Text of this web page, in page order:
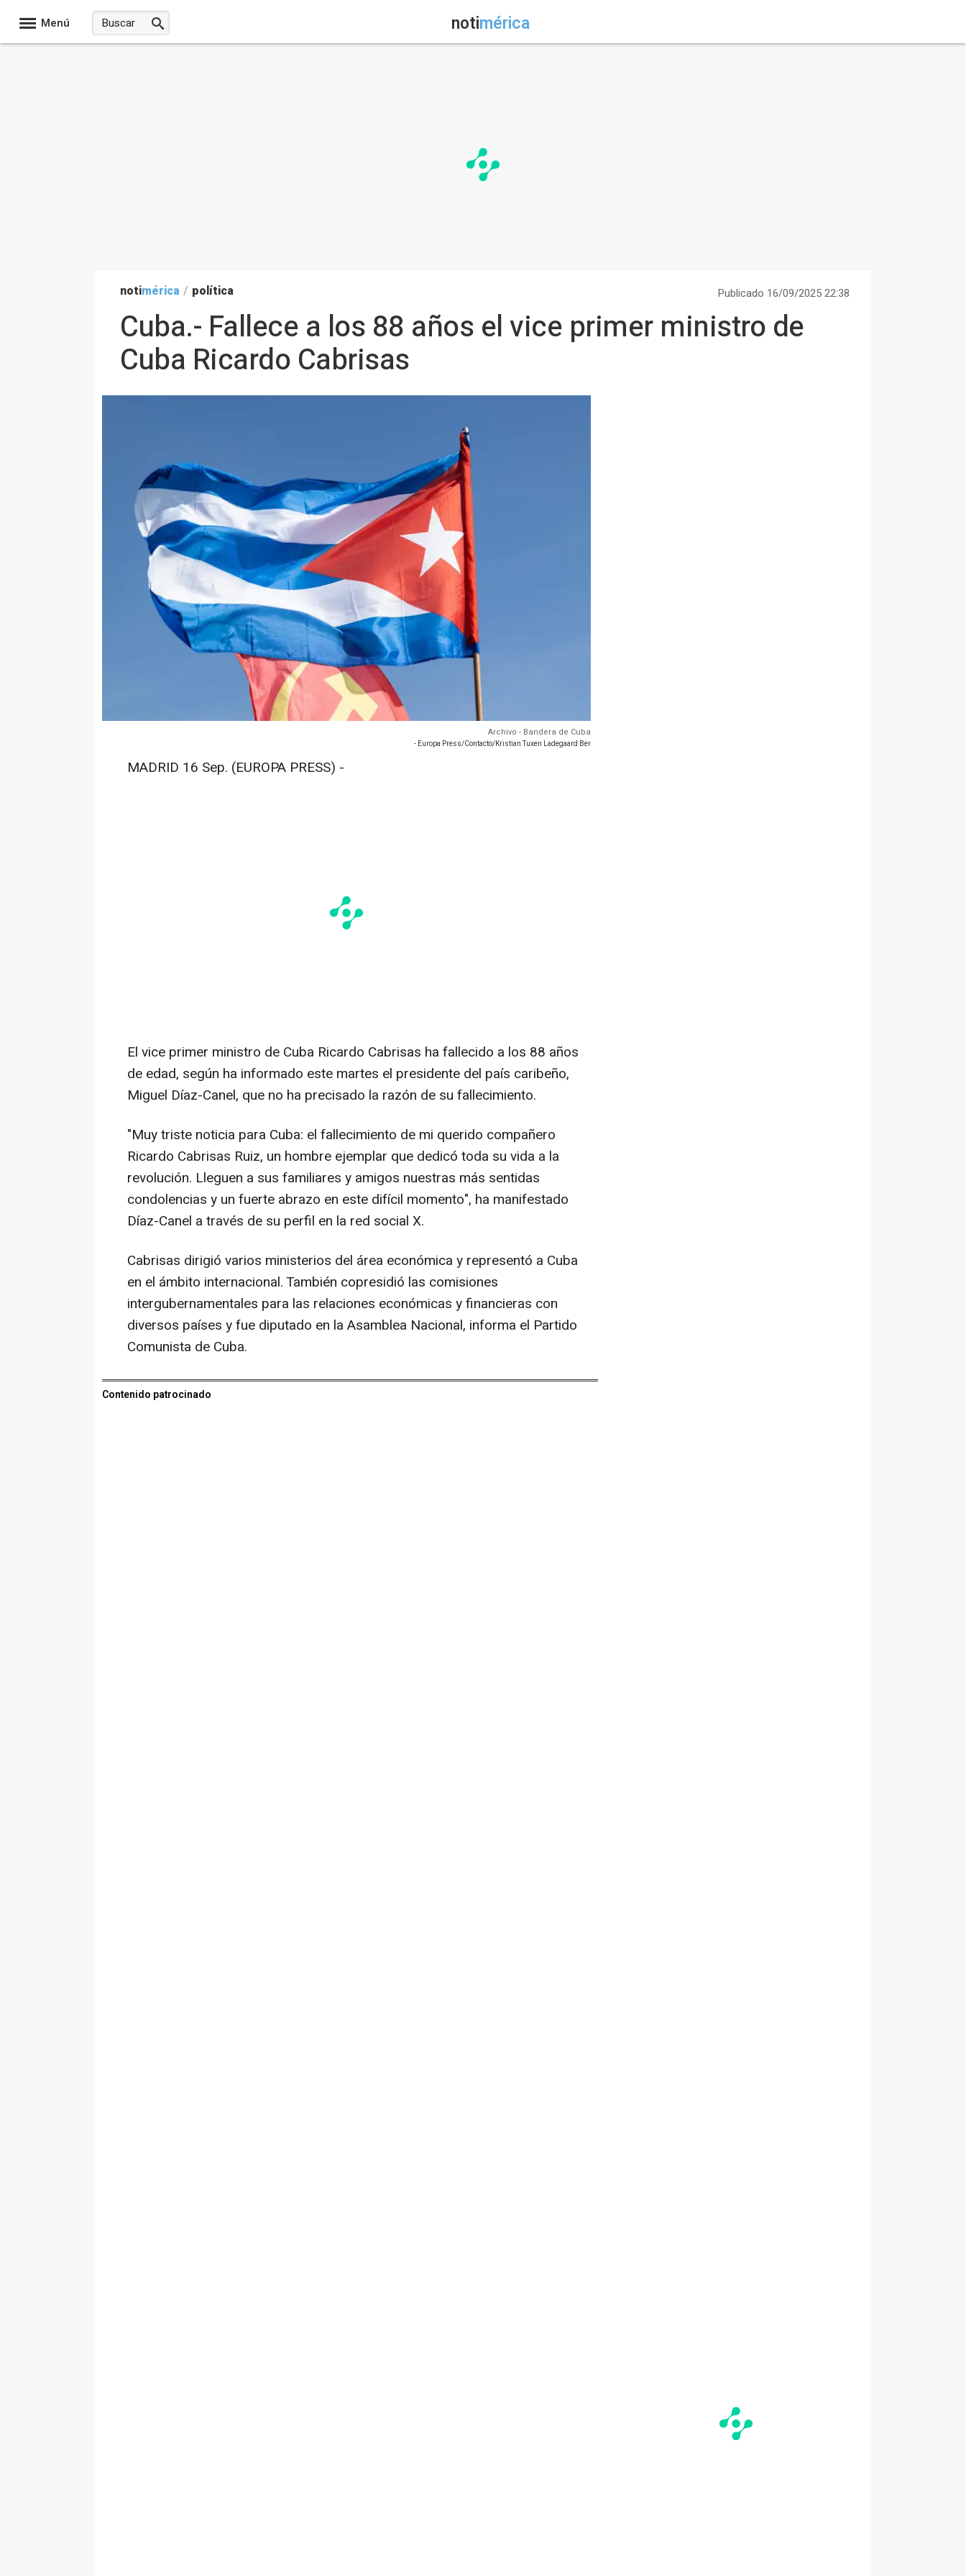
Menú notimérica
notimérica / política Publicado 16/09/2025 22:38
Cuba.- Fallece a los 88 años el vice primer ministro de
Cuba Ricardo Cabrisas
Archivo - Bandera de Cuba
- Europa Press/Contacto/Kristian Tuxen Ladegaard Ber
MADRID 16 Sep. (EUROPA PRESS) -
El vice primer ministro de Cuba Ricardo Cabrisas ha fallecido a los 88 años
de edad, según ha informado este martes el presidente del país caribeño,
Miguel Díaz-Canel, que no ha precisado la razón de su fallecimiento.
"Muy triste noticia para Cuba: el fallecimiento de mi querido compañero
Ricardo Cabrisas Ruiz, un hombre ejemplar que dedicó toda su vida a la
revolución. Lleguen a sus familiares y amigos nuestras más sentidas
condolencias y un fuerte abrazo en este difícil momento", ha manifestado
Díaz-Canel a través de su perfil en la red social X.
Cabrisas dirigió varios ministerios del área económica y representó a Cuba
en el ámbito internacional. También copresidió las comisiones
intergubernamentales para las relaciones económicas y financieras con
diversos países y fue diputado en la Asamblea Nacional, informa el Partido
Comunista de Cuba.
Contenido patrocinado